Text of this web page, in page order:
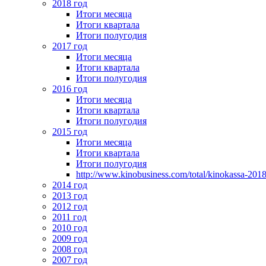
2018 год
Итоги месяца
Итоги квартала
Итоги полугодия
2017 год
Итоги месяца
Итоги квартала
Итоги полугодия
2016 год
Итоги месяца
Итоги квартала
Итоги полугодия
2015 год
Итоги месяца
Итоги квартала
Итоги полугодия
http://www.kinobusiness.com/total/kinokassa-
2014 год
2013 год
2012 год
2011 год
2010 год
2009 год
2008 год
2007 год